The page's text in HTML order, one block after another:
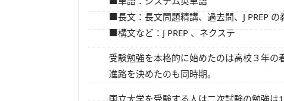
■長文：長文問題精講、過去問、 J PREP の
■構文など：J PREP、ネクステ
受験勉強を本格的に始めたのは高校３年の
進路を決めたのも同時期。
国立大学を受験する人は二次試験の勉強